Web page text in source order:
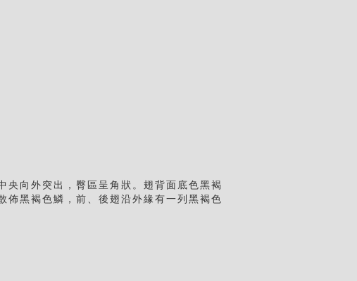
央向外突出，臀區呈角狀。翅背面底色黑褐
佈黑褐色鱗，前、後翅沿外緣有一列黑褐色